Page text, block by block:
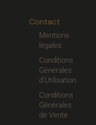
Contact
Mentions
légales
Conditions
Générales
d’Utilisation
Conditions
Générales
de Vente